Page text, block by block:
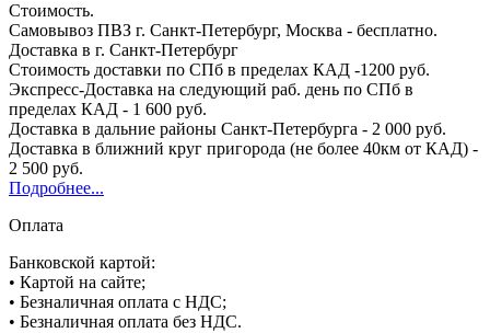
Стоимость.
Самовывоз ПВЗ г. Санкт-Петербург, Москва - бесплатно.
Доставка в г. Санкт-Петербург
Стоимость доставки по СПб в пределах КАД -1200 руб.
Экспресс-Доставка на следующий раб. день по СПб в
пределах КАД - 1 600 руб.
Доставка в дальние районы Санкт-Петербурга - 2 000 руб.
Доставка в ближний круг пригорода (не более 40км от КАД) -
2 500 руб.
Подробнее...
Оплата
Банковской картой:
• Картой на сайте;
• Безналичная оплата с НДС;
• Безналичная оплата без НДС.